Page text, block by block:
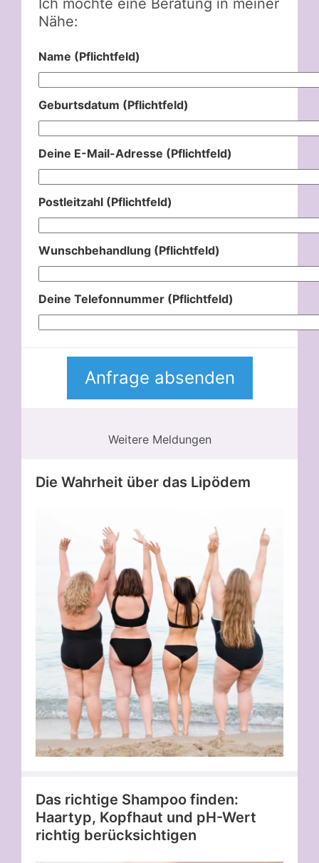
Nähe:
Name (Pflichtfeld)
Geburtsdatum (Pflichtfeld)
Deine E-Mail-Adresse (Pflichtfeld)
Postleitzahl (Pflichtfeld)
Wunschbehandlung (Pflichtfeld)
Deine Telefonnummer (Pflichtfeld)
Weitere Meldungen
Die Wahrheit über das Lipödem
Das richtige Shampoo finden:
Haartyp, Kopfhaut und pH-Wert
richtig berücksichtigen